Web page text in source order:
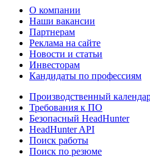
О компании
Наши вакансии
Партнерам
Реклама на сайте
Новости и статьи
Инвесторам
Кандидаты по профессиям
Производственный
Требования к ПО
Безопасный HeadHunter
HeadHunter API
Поиск работы
Поиск по резюме